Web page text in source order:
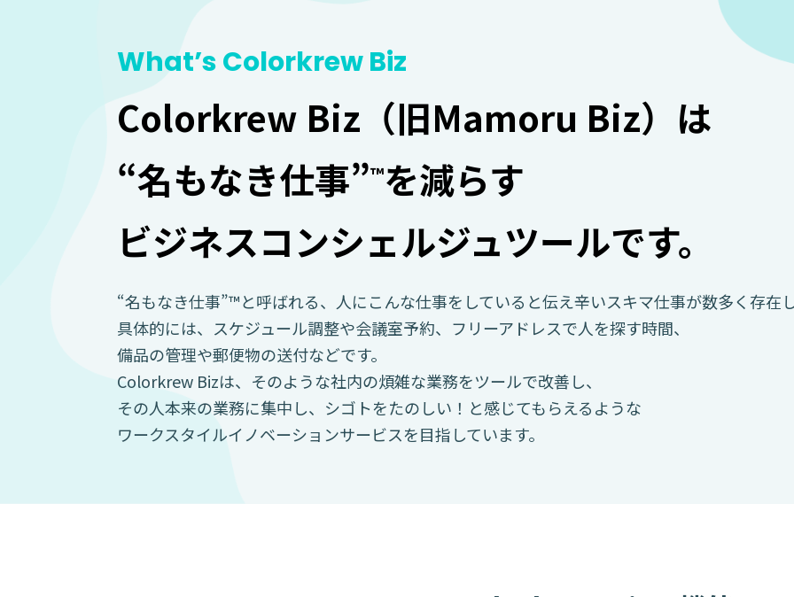
What’s Colorkrew Biz
Colorkrew Biz（旧Mamoru Biz）は
“名もなき仕事”™を減らす
ビジネスコンシェルジュツールです。
“名もなき仕事”™と呼ばれる、人にこんな仕事をしていると伝え辛いスキマ仕事が数多く存在
具体的には、スケジュール調整や会議室予約、フリーアドレスで人を探す時間、
備品の管理や郵便物の送付などです。
Colorkrew Bizは、そのような社内の煩雑な業務をツールで改善し、
その人本来の業務に集中し、シゴトをたのしい！と感じてもらえるような
ワークスタイルイノベーションサービスを目指しています。